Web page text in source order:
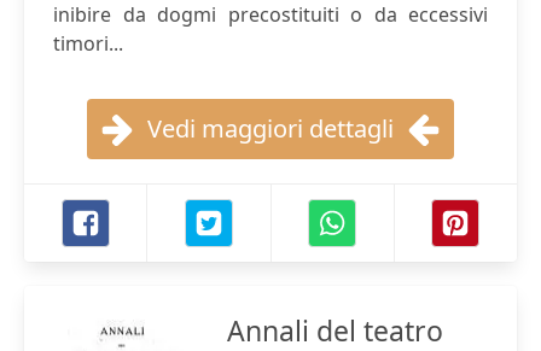
inibire da dogmi precostituiti o da eccessivi
timori...
Vedi maggiori dettagli
Annali del teatro